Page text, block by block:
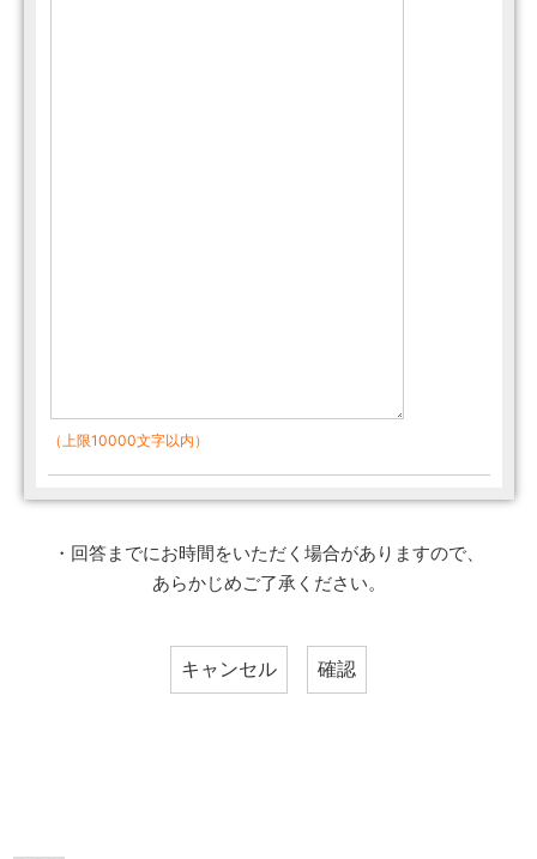
（上限10000文字以内）
・回答までにお時間をいただく場合がありますので、
あらかじめご了承ください。